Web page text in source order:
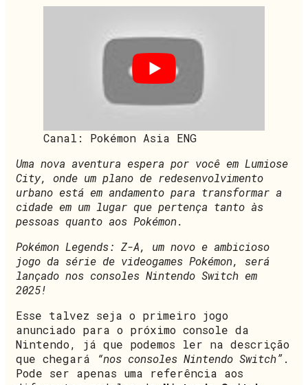
Canal: Pokémon Asia ENG
Uma nova aventura espera por você em Lumiose
City, onde um plano de redesenvolvimento
urbano está em andamento para transformar a
cidade em um lugar que pertença tanto às
pessoas quanto aos Pokémon.
Pokémon Legends: Z-A, um novo e ambicioso
jogo da série de videogames Pokémon, será
lançado nos consoles Nintendo Switch em
2025!
Esse talvez seja o primeiro jogo
anunciado para o próximo console da
Nintendo, já que podemos ler na descrição
que chegará
“nos consoles Nintendo Switch” .
Pode ser apenas uma referência aos